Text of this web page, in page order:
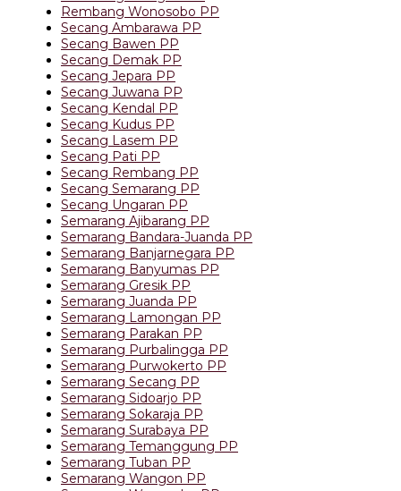
Rembang Wonosobo PP
Secang Ambarawa PP
Secang Bawen PP
Secang Demak PP
Secang Jepara PP
Secang Juwana PP
Secang Kendal PP
Secang Kudus PP
Secang Lasem PP
Secang Pati PP
Secang Rembang PP
Secang Semarang PP
Secang Ungaran PP
Semarang Ajibarang PP
Semarang Bandara-Juanda PP
Semarang Banjarnegara PP
Semarang Banyumas PP
Semarang Gresik PP
Semarang Juanda PP
Semarang Lamongan PP
Semarang Parakan PP
Semarang Purbalingga PP
Semarang Purwokerto PP
Semarang Secang PP
Semarang Sidoarjo PP
Semarang Sokaraja PP
Semarang Surabaya PP
Semarang Temanggung PP
Semarang Tuban PP
Semarang Wangon PP